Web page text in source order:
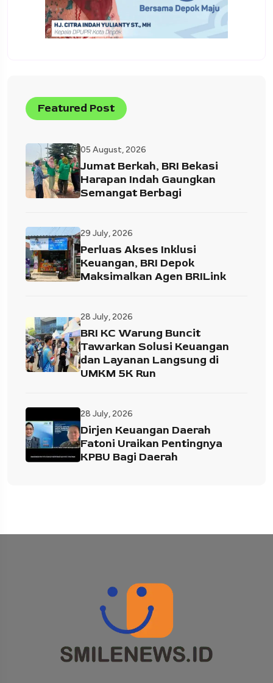
Featured Post
05 August, 2026
Jumat Berkah, BRI Bekasi
Harapan Indah Gaungkan
Semangat Berbagi
29 July, 2026
Perluas Akses Inklusi
Keuangan, BRI Depok
Maksimalkan Agen BRILink
28 July, 2026
BRI KC Warung Buncit
Tawarkan Solusi Keuangan
dan Layanan Langsung di
UMKM 5K Run
28 July, 2026
Dirjen Keuangan Daerah
Fatoni Uraikan Pentingnya
KPBU Bagi Daerah